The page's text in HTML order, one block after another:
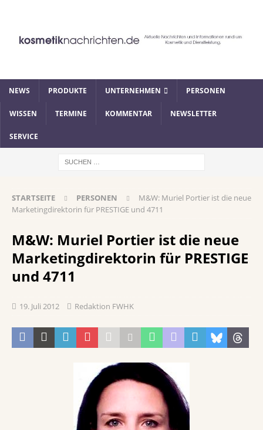
NEWS PRODUKTE UNTERNEHMEN PERSONEN
WISSEN TERMINE KOMMENTAR NEWSLETTER
SERVICE
STARTSEITE PERSONEN
M&W: Muriel Portier ist die neue
Marketingdirektorin für PRESTIGE und 4711
M&W: Muriel Portier ist die neue
Marketingdirektorin für PRESTIGE
und 4711
19. Juli 2012 Redaktion FWHK